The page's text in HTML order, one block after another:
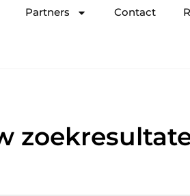
Partners Contact